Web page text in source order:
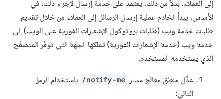
إلى العملاء. بدلاً من ذلك، يعتمد على خدمة إرسال لإجراء ذلك. في
الأساس، يبدأ الخادم عملية إرسال الرسائل إلى العملاء من خلال تقديم
طلبات خدمة ويب (طلبات بروتوكول الإشعارات الفورية على الويب) إلى
خدمة ويب (خدمة الإشعارات الفورية) تملكها الجهة التي توفّر المتصفّح
الذي يستخدمه المستخدم.
عدِّل منطق معالج مسار /notify-me باستخدام الرمز
التالي: